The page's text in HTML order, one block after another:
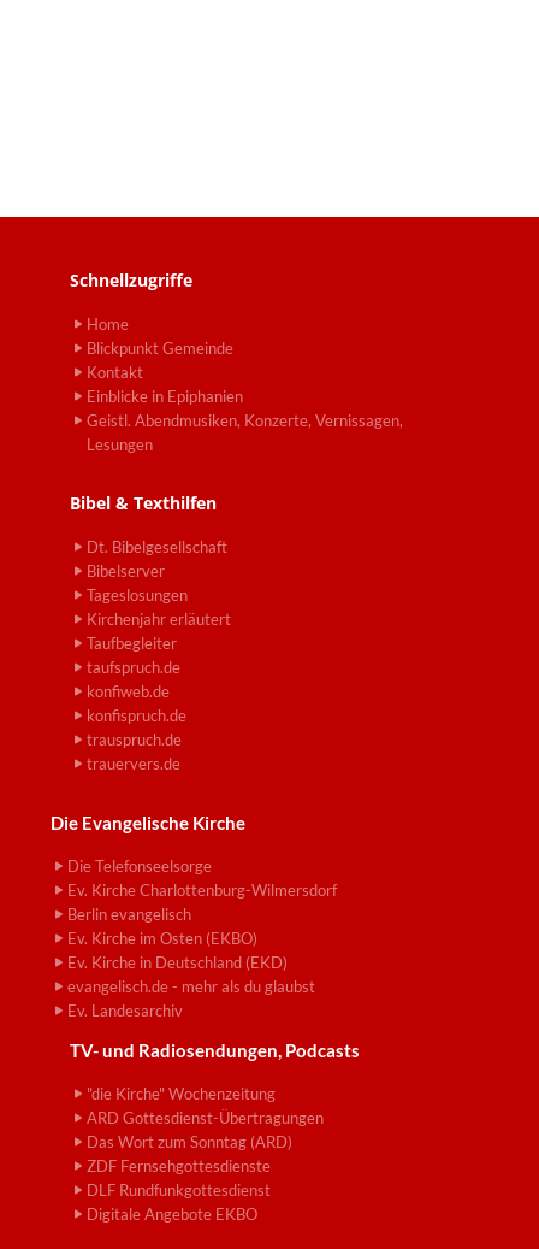
Schnellzugriffe
Home
Blickpunkt Gemeinde
Kontakt
Einblicke in Epiphanien
Geistl. Abendmusiken, Konzerte, Vernissagen,
Lesungen
Bibel & Texthilfen
Dt. Bibelgesellschaft
Bibelserver
Tageslosungen
Kirchenjahr erläutert
Taufbegleiter
taufspruch.de
konfiweb.de
konfispruch.de
trauspruch.de
trauervers.de
Die Evangelische Kirche
Die Telefonseelsorge
Ev. Kirche Charlottenburg-Wilmersdorf
Berlin evangelisch
Ev. Kirche im Osten (EKBO)
Ev. Kirche in Deutschland (EKD)
evangelisch.de - mehr als du glaubst
Ev. Landesarchiv
TV- und Radiosendungen, Podcasts
"die Kirche" Wochenzeitung
ARD Gottesdienst-Übertragungen
Das Wort zum Sonntag (ARD)
ZDF Fernsehgottesdienste
DLF Rundfunkgottesdienst
Digitale Angebote EKBO